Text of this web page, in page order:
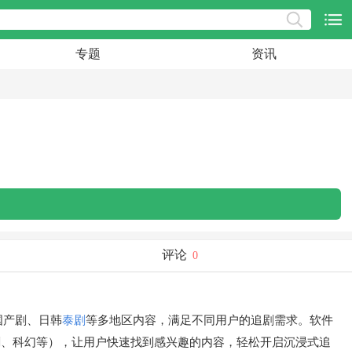
专题 资讯
评论 0
剧、日韩泰剧等多地区内容，满足不同用户的追剧需求。软件
科幻等），让用户快速找到感兴趣的内容，轻松开启沉浸式追